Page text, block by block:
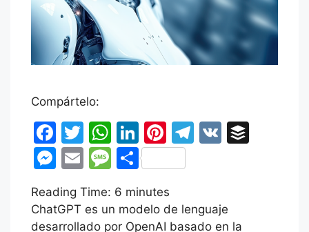
Compártelo:
F
a
c
e
b
T
w
itt
er
W
h
at
s
A
Li
n
k
e
dI
Pi
nt
er
e
st
T
a
V
M
e
s
s
E
m
ai
l
M
e
s
s
C
m
p
Reading Time: 6 minutes
ChatGPT es un modelo de lenguaje
desarrollado por OpenAI basado en la